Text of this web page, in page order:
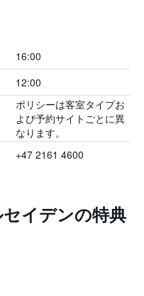
16:00
12:00
ポリシーは客室タイプお
よび予約サイトごとに異
なります。
+47 2161 4600
イデンの特典